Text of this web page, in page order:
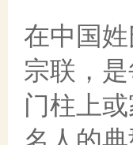
在中国
宗联，
门柱上